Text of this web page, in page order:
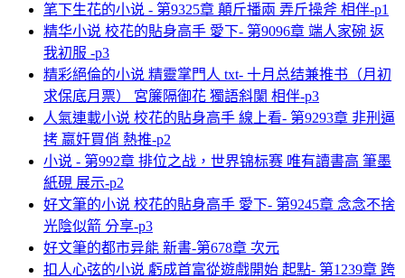
笔下生花的小说 - 第9325章 顛斤播兩 弄斤操斧 相伴-p1
精华小说 校花的貼身高手 愛下- 第9096章 端人家碗 返
我初服 -p3
精彩絕倫的小说 精靈掌門人 txt- 十月总结兼推书（月初
求保底月票） 宮簾隔御花 獨語斜闌 相伴-p3
人氣連載小说 校花的貼身高手 線上看- 第9293章 非刑逼
拷 嬴奸買俏 熱推-p2
小说 - 第992章 排位之战，世界锦标赛 唯有讀書高 筆墨
紙硯 展示-p2
好文筆的小说 校花的貼身高手 愛下- 第9245章 念念不捨
光陰似箭 分享-p3
好文筆的都市异能 新書-第678章 次元
扣人心弦的小说 虧成首富從遊戲開始 起點- 第1239章 跨